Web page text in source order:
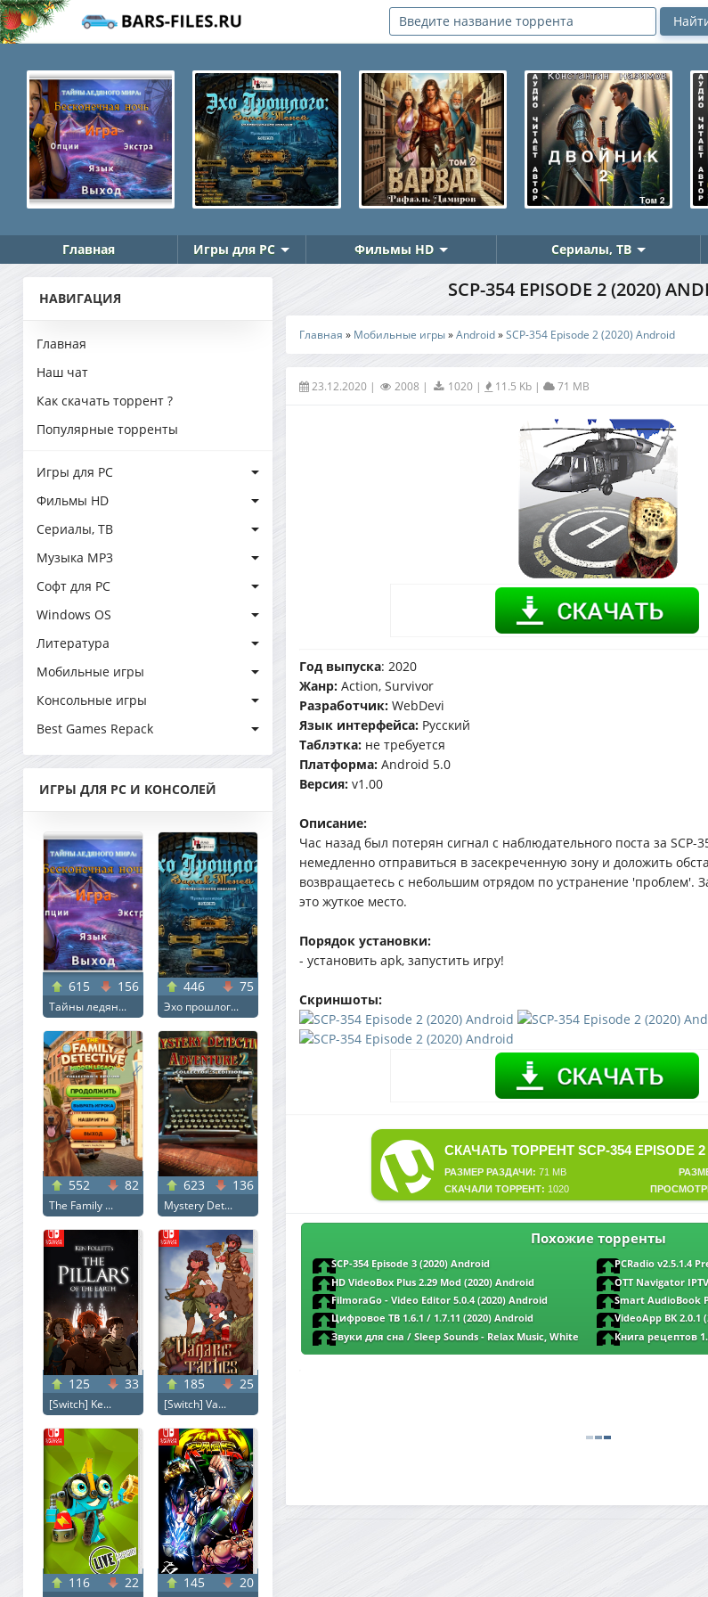
Главная Игры для PC Фильмы HD Сериалы, ТВ
НАВИГАЦИЯ
Главная
Наш чат
Как скачать торрент ?
Популярные торренты
Игры для PC
Фильмы HD
Сериалы, ТВ
Музыка MP3
Софт для PC
Windows OS
Литература
Мобильные игры
Консольные игры
Best Games Repack
ИГРЫ ДЛЯ PC И КОНСОЛЕЙ
615 156
Тайны ледян...
446 75
Эхо прошлог...
552 82
The Family ...
623 136
Mystery Det...
125 33
[Switch] Ke...
185 25
[Switch] Va...
116 22 145 20
SCP-354 EPISODE 2 (2020)
Главная » Мобильные игры»Android»SCP-354 Episode 2 (2020) Android
23.12.2020 | 2008 | 1020| 11.5 Kb| 71 MB
Год выпуска: 2020
Жанр: Action, Survivor
Разработчик: WebDevi
Язык интерфейса: Русский
Таблэтка: не требуется
Платформа: Android 5.0
Версия: v1.00
Описание:
Час назад был потерян сигнал с наблюдательного поста за SCP-
немедленно отправиться в засекреченную зону и доложить
возвращаетесь с небольшим отрядом по устранение 'проблем'.
это жуткое место.
Порядок установки:
- установить apk, запустить игру!
Скриншоты:
СКАЧАТЬ ТОРРЕНТ SCP-354 EPISODE 2
РАЗМЕР РАЗДАЧИ: 71 MB
СКАЧАЛИ ТОРРЕНТ: 1020
Похожие торренты
SCP-354 Episode 3 (2020) Android
PCRadio v2.5.1.4
Android
HD VideoBox Plus 2.29 Mod (2020) Android
OTT Navigator
(2020) Android
FilmoraGo - Video Editor 5.0.4 (2020) Android
Smart AudioBook
Цифровое ТВ 1.6.1 / 1.7.11 (2020) Android
VideoApp ВК 2.0.1
Звуки для сна / Sleep Sounds - Relax Music, White
Noise [v 1.1.1.53F] (2020) Android
Книга рецептов